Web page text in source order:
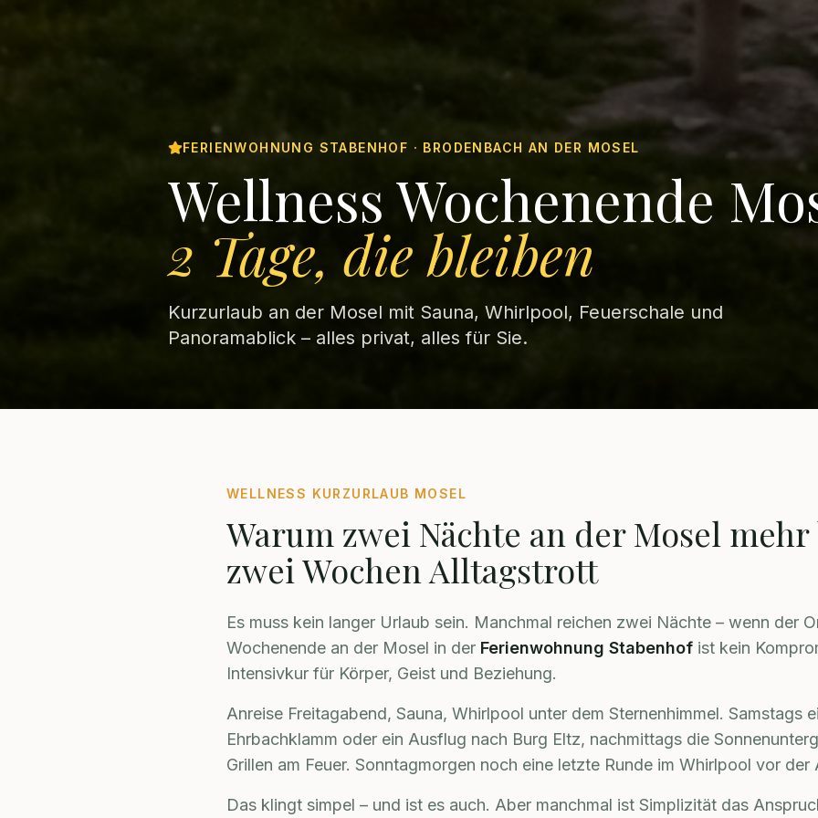
FERIENWOHNUNG STABENHOF · BRODENBACH AN DER MOSEL
Wellness Wochenende
2 Tage, die bleiben
Kurzurlaub an der Mosel mit Sauna, Whirlpool, Feuerschale und
Panoramablick – alles privat, alles für Sie.
WELLNESS KURZURLAUB MOSEL
Warum zwei Nächte an der Mosel
zwei Wochen Alltagstrott
Es muss kein langer Urlaub sein. Manchmal reichen zwei Nächte – wenn der
Wochenende an der Mosel in der Ferienwohnung Stabenhof ist kein
Intensivkur für Körper, Geist und Beziehung.
Anreise Freitagabend, Sauna, Whirlpool unter dem Sternenhimmel. Samstags
Ehrbachklamm oder ein Ausflug nach Burg Eltz, nachmittags die
Grillen am Feuer. Sonntagmorgen noch eine letzte Runde im Whirlpool vor der
Das klingt simpel – und ist es auch. Aber manchmal ist Simplizität das